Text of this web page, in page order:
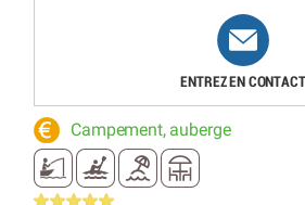
ENTREZ EN CONTACT
Campement, auberge